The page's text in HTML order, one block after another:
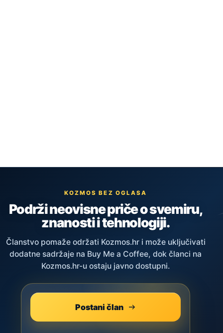
KOZMOS BEZ OGLASA
Podrži neovisne priče o svemiru,
znanosti i tehnologiji.
Članstvo pomaže održati Kozmos.hr i može uključivati
dodatne sadržaje na Buy Me a Coffee, dok članci na
Kozmos.hr-u ostaju javno dostupni.
Postani član